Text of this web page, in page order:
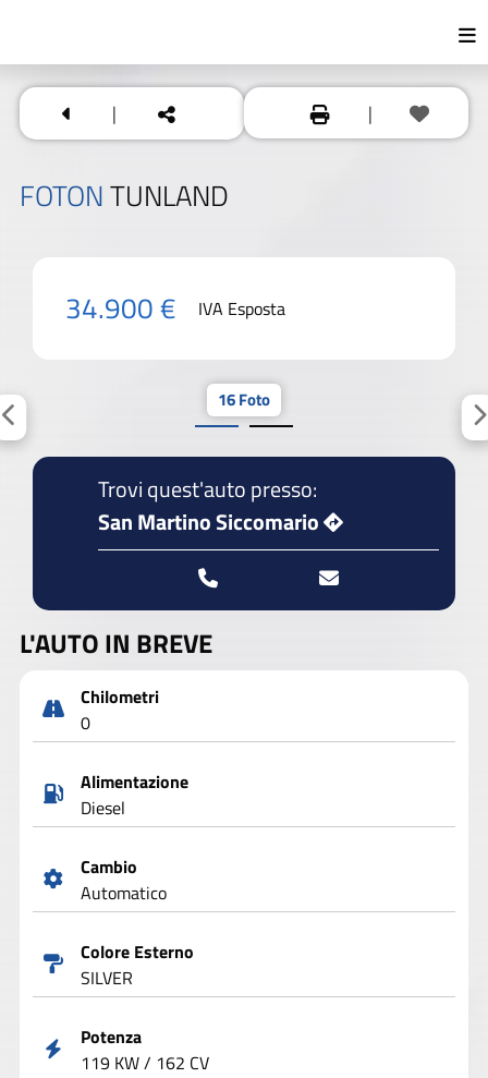
| |
FOTONTUNLAND
34.900 € IVA Esposta
16 Foto
Trovi quest'auto presso:
San Martino Siccomario
L'AUTO IN BREVE
Chilometri
0
Alimentazione
Diesel
Cambio
Automatico
Colore Esterno
SILVER
Potenza
119 KW / 162 CV